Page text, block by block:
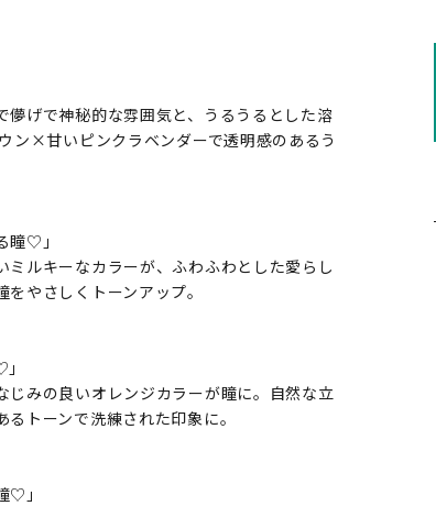
儚げで神秘的な雰囲気と、うるうるとした溶
ン×甘いピンクラベンダーで透明感のあるう
瞳♡」
ミルキーなカラーが、ふわふわとした愛らし
やさしくトーンアップ。
じみの良いオレンジカラーが瞳に。自然な立
トーンで洗練された印象に。
♡」